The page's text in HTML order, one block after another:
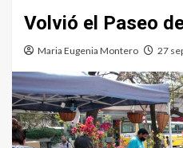
Volvió el Paseo
Maria Eugenia Montero 27